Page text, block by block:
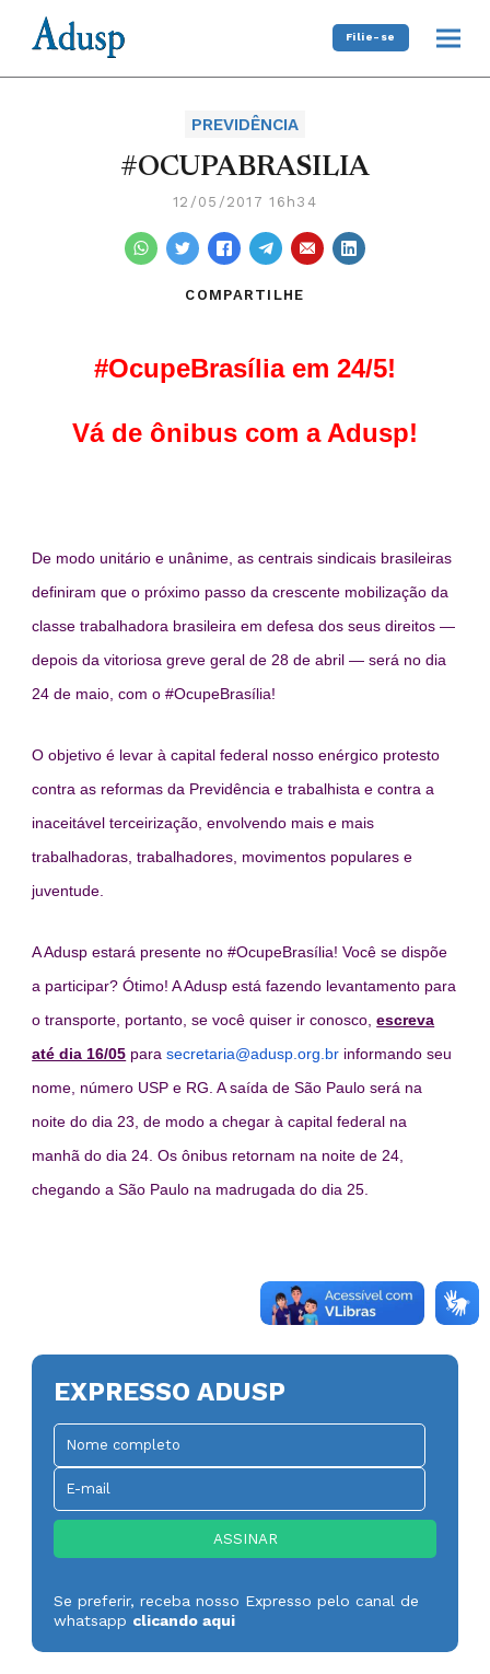
Filie-se
PREVIDÊNCIA
#OCUPABRASILIA
12/05/2017 16h34
COMPARTILHE
#OcupeBrasília em 24/5!
Vá de ônibus com a Adusp!
De modo unitário e unânime, as centrais sindicais brasileiras
definiram que o próximo passo da crescente mobilização da
classe trabalhadora brasileira em defesa dos seus direitos —
depois da vitoriosa greve geral de 28 de abril — será no dia
24 de maio, com o #OcupeBrasília!
O objetivo é levar à capital federal nosso enérgico protesto
contra as reformas da Previdência e trabalhista e contra a
inaceitável terceirização, envolvendo mais e mais
trabalhadoras, trabalhadores, movimentos populares e
juventude.
A Adusp estará presente no #OcupeBrasília! Você se dispõe
a participar? Ótimo! A Adusp está fazendo levantamento para
o transporte, portanto, se você quiser ir conosco,escreva
até dia 16/05 parasecretaria@adusp.org.br informando seu
nome, número USP e RG. A saída de São Paulo será na
noite do dia 23, de modo a chegar à capital federal na
manhã do dia 24. Os ônibus retornam na noite de 24,
chegando a São Paulo na madrugada do dia 25.
EXPRESSO ADUSP
Se preferir, receba nosso Expresso pelo canal de
whatsapp clicando aqui